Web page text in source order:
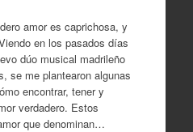
amor es caprichosa, y
en los pasados días
dúo musical madrileño
se me plantearon algunas
encontrar, tener y
verdadero. Estos
que denominan…